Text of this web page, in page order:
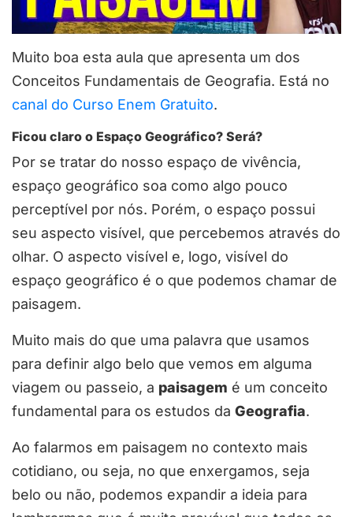
Muito boa esta aula que apresenta um dos
Conceitos Fundamentais de Geografia. Está no
canal do Curso Enem Gratuito.
Ficou claro o Espaço Geográfico? Será?
Por se tratar do nosso espaço de vivência,
espaço geográfico soa como algo pouco
perceptível por nós. Porém, o espaço possui
seu aspecto visível, que percebemos através do
olhar. O aspecto visível e, logo, visível do
espaço geográfico é o que podemos chamar de
paisagem.
Muito mais do que uma palavra que usamos
para definir algo belo que vemos em alguma
viagem ou passeio, a paisagem é um conceito
fundamental para os estudos da Geografia.
Ao falarmos em paisagem no contexto mais
cotidiano, ou seja, no que enxergamos, seja
belo ou não, podemos expandir a ideia para